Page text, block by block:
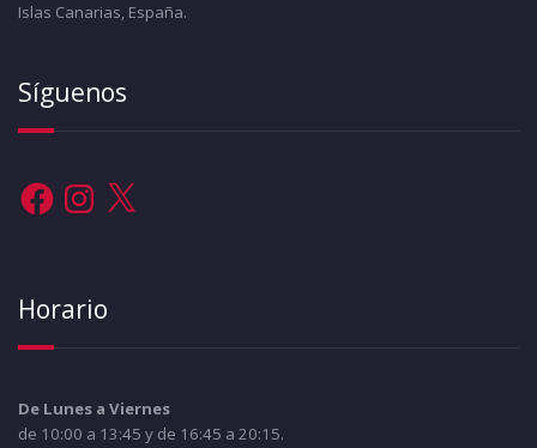
Islas Canarias, España.
Síguenos
FacebookInstagram
X
Horario
De Lunes a Viernes
de 10:00 a 13:45 y de 16:45 a 20:15.